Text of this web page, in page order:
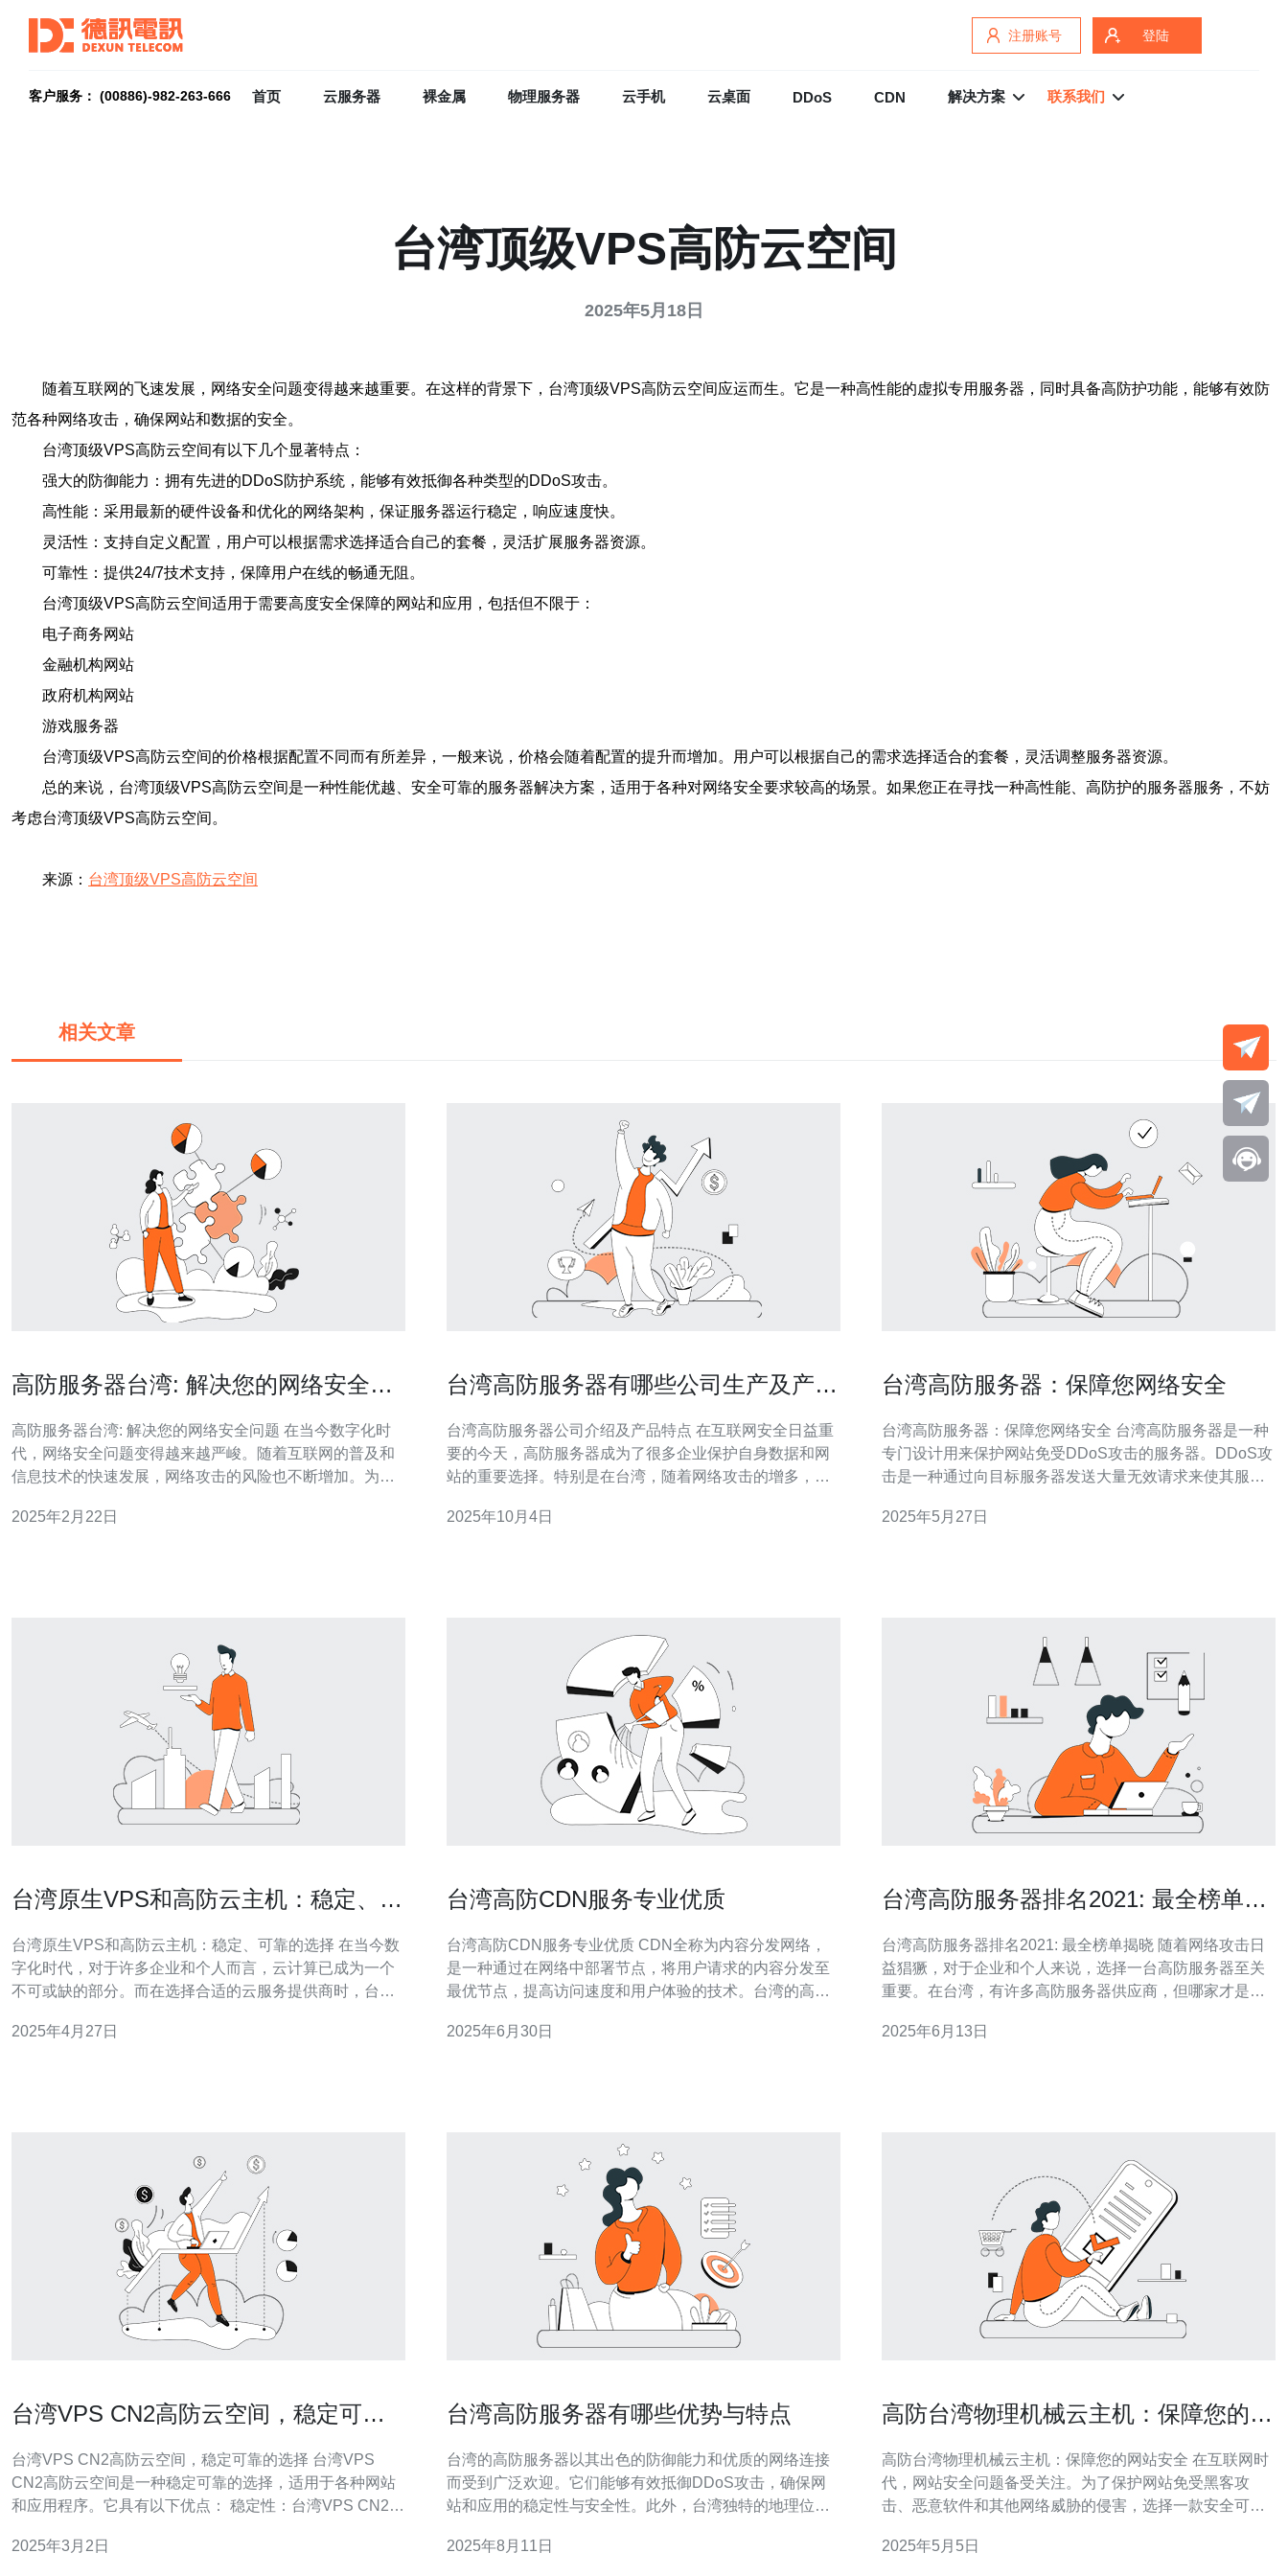
注册账号 登陆
客户服务： (00886)-982-263-666 首页 云服务器 裸金属 物理服务器 云手机 云桌面 DDoS CDN 解决方案 联系我们
台湾顶级VPS高防云空间
2025年5月18日
随着互联网的飞速发展，网络安全问题变得越来越重要。在这样的背景下，台湾顶级VPS高防云空间应运而生。它是一种高性能的虚拟专用服务器，同时具备高防护功能，能够有效防
范各种网络攻击，确保网站和数据的安全。
台湾顶级VPS高防云空间有以下几个显著特点：
强大的防御能力：拥有先进的DDoS防护系统，能够有效抵御各种类型的DDoS攻击。
高性能：采用最新的硬件设备和优化的网络架构，保证服务器运行稳定，响应速度快。
灵活性：支持自定义配置，用户可以根据需求选择适合自己的套餐，灵活扩展服务器资源。
可靠性：提供24/7技术支持，保障用户在线的畅通无阻。
台湾顶级VPS高防云空间适用于需要高度安全保障的网站和应用，包括但不限于：
电子商务网站
金融机构网站
政府机构网站
游戏服务器
台湾顶级VPS高防云空间的价格根据配置不同而有所差异，一般来说，价格会随着配置的提升而增加。用户可以根据自己的需求选择适合的套餐，灵活调整服务器资源。
总的来说，台湾顶级VPS高防云空间是一种性能优越、安全可靠的服务器解决方案，适用于各种对网络安全要求较高的场景。如果您正在寻找一种高性能、高防护的服务器服务，不妨
考虑台湾顶级VPS高防云空间。
来源： 台湾顶级VPS高防云空间
相关文章
高防服务器台湾: 解决您的网络安全问
高防服务器台湾: 解决您的网络安全问题 在当今数字化时
代，网络安全问题变得越来越严峻。随着互联网的普及和
信息技术的快速发展，网络攻击的风险也不断增加。为了
高防服务器台湾是一种针对网络攻击的防护解决方案。它
2025年2月22日
台湾高防服务器有哪些公司生产及产品
台湾高防服务器公司介绍及产品特点 在互联网安全日益重
要的今天，高防服务器成为了很多企业保护自身数据和网
站的重要选择。特别是在台湾，随着网络攻击的增多，许
绍台湾的高防服务器生产公司及其产品特点，帮助您做出
2025年10月4日
台湾高防服务器：保障您网络安全
台湾高防服务器：保障您网络安全 台湾高防服务器是一种
专门设计用来保护网站免受DDoS攻击的服务器。DDoS攻
击是一种通过向目标服务器发送大量无效请求来使其服务
统，可以有效地应对各种类型的攻击，确保您的网站稳定
2025年5月27日
台湾原生VPS和高防云主机：稳定、可
台湾原生VPS和高防云主机：稳定、可靠的选择 在当今数
字化时代，对于许多企业和个人而言，云计算已成为一个
不可或缺的部分。而在选择合适的云服务提供商时，台湾
生VPS是指在台湾地区建立的虚拟专用服务器。相比于其
2025年4月27日
台湾高防CDN服务专业优质
台湾高防CDN服务专业优质 CDN全称为内容分发网络，
是一种通过在网络中部署节点，将用户请求的内容分发至
最优节点，提高访问速度和用户体验的技术。台湾的高防
台湾高防CDN服务在全球范围内拥有多个节点，能够快速
2025年6月30日
台湾高防服务器排名2021: 最全榜单揭
台湾高防服务器排名2021: 最全榜单揭晓 随着网络攻击日
益猖獗，对于企业和个人来说，选择一台高防服务器至关
重要。在台湾，有许多高防服务器供应商，但哪家才是最
您做出明智的选择。 1. 巨硬网络 巨硬网络是台湾最知名的
2025年6月13日
台湾VPS CN2高防云空间，稳定可靠
台湾VPS CN2高防云空间，稳定可靠的选择 台湾VPS
CN2高防云空间是一种稳定可靠的选择，适用于各种网站
和应用程序。它具有以下优点： 稳定性：台湾VPS CN2高
的网站和应用程序始终可用。 可靠性：台湾VPS CN2高防
2025年3月2日
台湾高防服务器有哪些优势与特点
台湾的高防服务器以其出色的防御能力和优质的网络连接
而受到广泛欢迎。它们能够有效抵御DDoS攻击，确保网
站和应用的稳定性与安全性。此外，台湾独特的地理位置
务。特别推荐德讯电讯作为提供高防服务器的优质供应
2025年8月11日
高防台湾物理机械云主机：保障您的网
高防台湾物理机械云主机：保障您的网站安全 在互联网时
代，网站安全问题备受关注。为了保护网站免受黑客攻
击、恶意软件和其他网络威胁的侵害，选择一款安全可靠
云主机，它以其强大的防护能力和稳定性，为您的网站提
2025年5月5日